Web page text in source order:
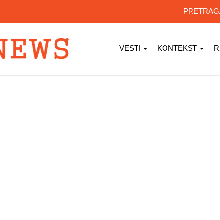
VESTI KONTEKST